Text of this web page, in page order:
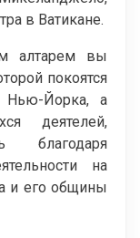
в Ватикане.
алтарем вы
покоятся
Нью-Йорка, а
деятелей,
благодаря
на
и его общины